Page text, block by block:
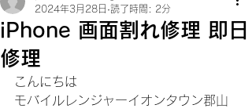
iPhone 画面割れ修理 即日
修理
2024年3月28日 読了時間: 2分
こんにちは
モバイルレンジャーイオンタウン郡山